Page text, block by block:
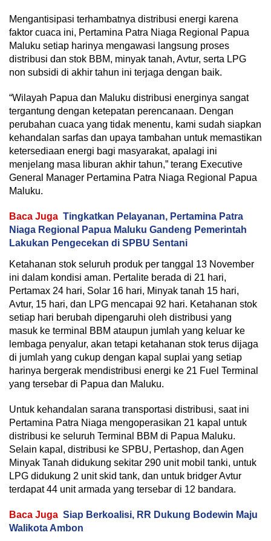
Mengantisipasi terhambatnya distribusi energi karena
faktor cuaca ini, Pertamina Patra Niaga Regional Papua
Maluku setiap harinya mengawasi langsung proses
distribusi dan stok BBM, minyak tanah, Avtur, serta LPG
non subsidi di akhir tahun ini terjaga dengan baik.
“Wilayah Papua dan Maluku distribusi energinya sangat
tergantung dengan ketepatan perencanaan. Dengan
perubahan cuaca yang tidak menentu, kami sudah siapkan
kehandalan sarfas dan upaya tambahan untuk memastikan
ketersediaan energi bagi masyarakat, apalagi ini
menjelang masa liburan akhir tahun,” terang Executive
General Manager Pertamina Patra Niaga Regional Papua
Maluku.
Baca Juga Tingkatkan Pelayanan, Pertamina Patra
Niaga Regional Papua Maluku Gandeng Pemerintah
Lakukan Pengecekan di SPBU Sentani
Ketahanan stok seluruh produk per tanggal 13 November
ini dalam kondisi aman. Pertalite berada di 21 hari,
Pertamax 24 hari, Solar 16 hari, Minyak tanah 15 hari,
Avtur, 15 hari, dan LPG mencapai 92 hari. Ketahanan stok
setiap hari berubah dipengaruhi oleh distribusi yang
masuk ke terminal BBM ataupun jumlah yang keluar ke
lembaga penyalur, akan tetapi ketahanan stok terus dijaga
di jumlah yang cukup dengan kapal suplai yang setiap
harinya bergerak mendistribusi energi ke 21 Fuel Terminal
yang tersebar di Papua dan Maluku.
Untuk kehandalan sarana transportasi distribusi, saat ini
Pertamina Patra Niaga mengoperasikan 21 kapal untuk
distribusi ke seluruh Terminal BBM di Papua Maluku.
Selain kapal, distribusi ke SPBU, Pertashop, dan Agen
Minyak Tanah didukung sekitar 290 unit mobil tanki, untuk
LPG didukung 2 unit skid tank, dan untuk bridger Avtur
terdapat 44 unit armada yang tersebar di 12 bandara.
Baca Juga Siap Berkoalisi, RR Dukung Bodewin Maju
Walikota Ambon